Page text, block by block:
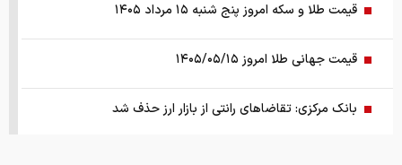
قیمت طلا و سکه امروز پنج شنبه ۱۵ مرداد ۱۴۰۵
قیمت جهانی طلا امروز ۱۴۰۵/۰۵/۱۵
بانک مرکزی: تقاضا‌های رانتی از بازار ارز حذف شد